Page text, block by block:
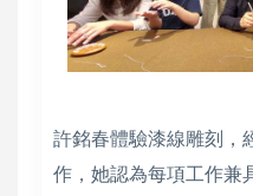
許銘春體驗漆線雕刻，
作，她認為每項工作兼